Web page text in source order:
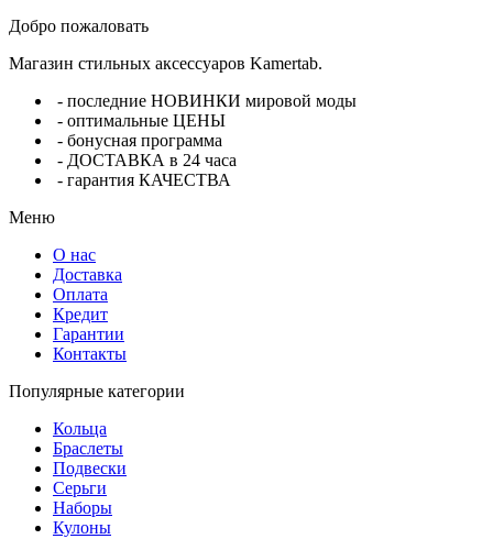
Добро пожаловать
Магазин стильных аксессуаров Kamertab.
- последние НОВИНКИ мировой моды
- оптимальные ЦЕНЫ
- бонусная программа
- ДОСТАВКА в 24 часа
- гарантия КАЧЕСТВА
Меню
О нас
Доставка
Оплата
Кредит
Гарантии
Контакты
Популярные категории
Кольца
Браслеты
Подвески
Серьги
Наборы
Кулоны